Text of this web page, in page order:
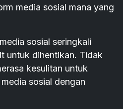
media sosial mana yang
sosial seringkali
untuk dihentikan. Tidak
kesulitan untuk
sosial dengan